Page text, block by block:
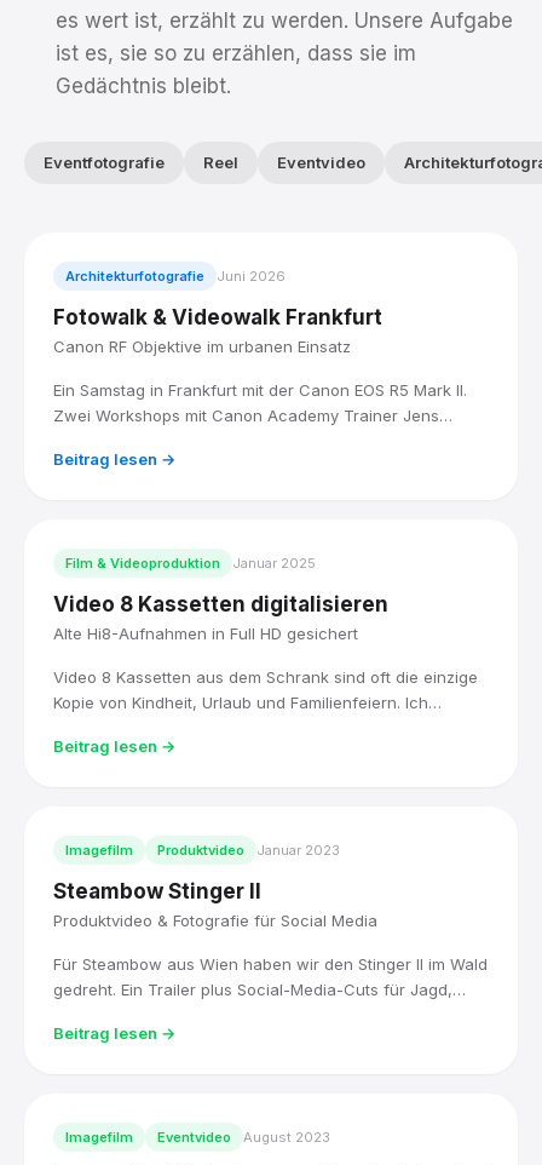
es wert ist, erzählt zu werden. Unsere Aufgabe
ist es, sie so zu erzählen, dass sie im
Gedächtnis bleibt.
Eventfotografie Reel Eventvideo
Architekturfotografie Juni 2026
Fotowalk & Videowalk Frankfurt
Canon RF Objektive im urbanen Einsatz
Ein Samstag in Frankfurt mit der Canon EOS R5 Mark II.
Zwei Workshops mit Canon Academy Trainer Jens
und Stadtlandschaft am Mittag.
Beitrag lesen →
Film & Videoproduktion Januar 2025
Video 8 Kassetten digitalisieren
Alte Hi8-Aufnahmen in Full HD gesichert
Video 8 Kassetten aus dem Schrank sind oft die einzige
Kopie von Kindheit, Urlaub und Familienfeiern. Ich
DaVinci Resolve und liefere sie als Full-HD-Datei, sofort
Beitrag lesen →
Imagefilm Produktvideo Januar 2023
Steambow Stinger II
Produktvideo & Fotografie für Social Media
Für Steambow aus Wien haben wir den Stinger II im Wald
gedreht. Ein Trailer plus Social-Media-Cuts für Jagd,
Beitrag lesen →
Imagefilm Eventvideo August 2023